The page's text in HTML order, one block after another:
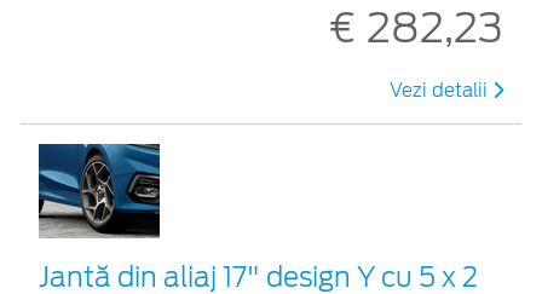
€ 282,23
Vezi detalii
Jantă din aliaj 17" design Y cu 5 x 2